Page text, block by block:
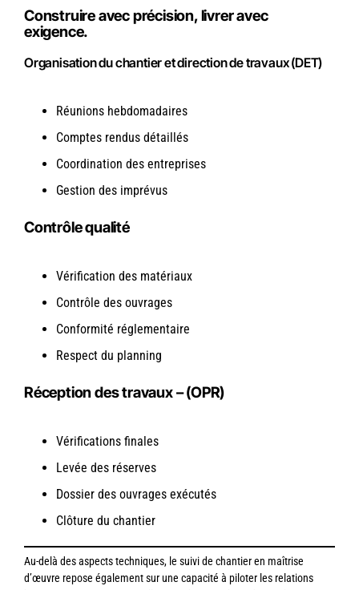
Construire avec précision, livrer avec
exigence.
Organisation du chantier et direction de travaux (DET)
Réunions hebdomadaires
Comptes rendus détaillés
Coordination des entreprises
Gestion des imprévus
Contrôle qualité
Vérification des matériaux
Contrôle des ouvrages
Conformité réglementaire
Respect du planning
Réception des travaux – (OPR)
Vérifications finales
Levée des réserves
Dossier des ouvrages exécutés
Clôture du chantier
Au‑delà des aspects techniques, le suivi de chantier en maîtrise
d’œuvre repose également sur une capacité à piloter les relations